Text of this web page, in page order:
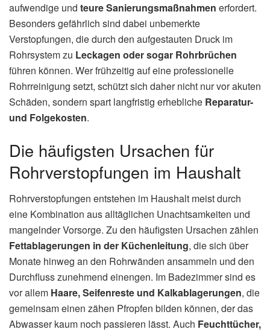
aufwendige und teure Sanierungsmaßnahmen erfordert.
Besonders gefährlich sind dabei unbemerkte
Verstopfungen, die durch den aufgestauten Druck im
Rohrsystem zu Leckagen oder sogar Rohrbrüchen
führen können. Wer frühzeitig auf eine professionelle
Rohrreinigung setzt, schützt sich daher nicht nur vor akuten
Schäden, sondern spart langfristig erhebliche Reparatur-
und Folgekosten.
Die häufigsten Ursachen für
Rohrverstopfungen im Haushalt
Rohrverstopfungen entstehen im Haushalt meist durch
eine Kombination aus alltäglichen Unachtsamkeiten und
mangelnder Vorsorge. Zu den häufigsten Ursachen zählen
Fettablagerungen in der Küchenleitung, die sich über
Monate hinweg an den Rohrwänden ansammeln und den
Durchfluss zunehmend einengen. Im Badezimmer sind es
vor allem Haare, Seifenreste und Kalkablagerungen, die
gemeinsam einen zähen Pfropfen bilden können, der das
Abwasser kaum noch passieren lässt. Auch Feuchttücher,